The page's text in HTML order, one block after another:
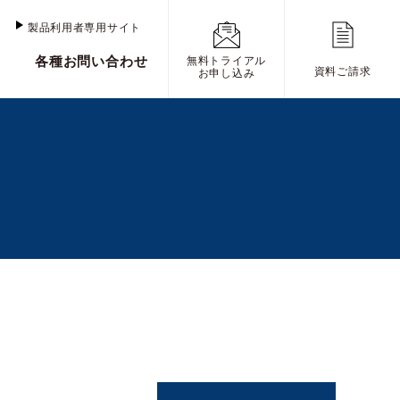
製品利用者専用サイト
各種お問い合わせ
無料トライアル
お申し込み
資料ご請求